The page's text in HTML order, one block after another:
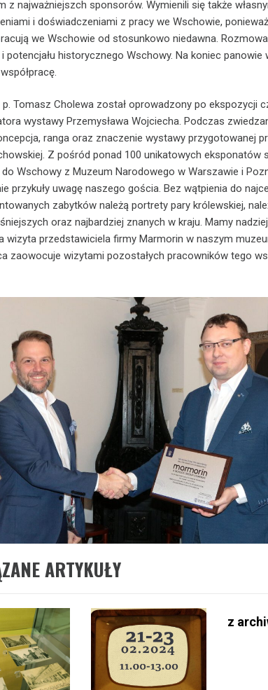
z najważniejszch sponsorów. Wymienili się także
i doświadczeniami z pracy we Wschowie,
we Wschowie od stosunkowo niedawna.
potencjału historycznego Wschowy. Na koniec panowie
p. Tomasz Cholewa został oprowadzony po ekspozycji
wystawy Przemysława Wojciecha. Podczas
ranga oraz znaczenie wystawy przygotowanej
Z pośród ponad 100 unikatowych eksponatów
Wschowy z Muzeum Narodowego w Warszawie i
przykuły uwagę naszego gościa. Bez wątpienia do
zabytków należą portrety pary królewskiej,
oraz najbardziej znanych w kraju. Mamy
wizyta przedstawiciela firmy Marmorin w naszym
zaowocuje wizytami pozostałych pracowników tego
ARTYKUŁY
z